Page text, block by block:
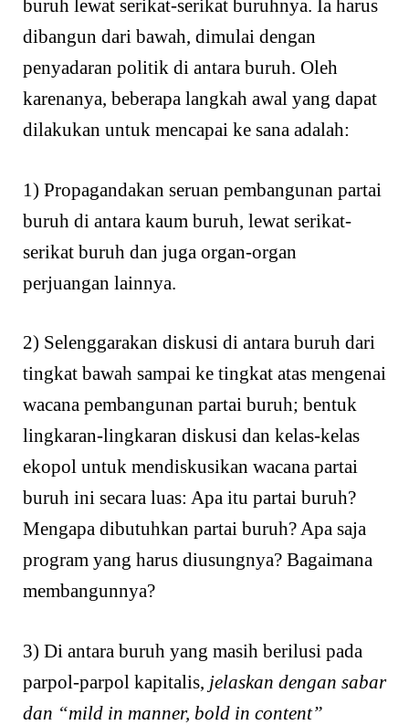
buruh lewat serikat-serikat buruhnya. Ia harus
dibangun dari bawah, dimulai dengan
penyadaran politik di antara buruh. Oleh
karenanya, beberapa langkah awal yang dapat
dilakukan untuk mencapai ke sana adalah:
1) Propagandakan seruan pembangunan partai
buruh di antara kaum buruh, lewat serikat-
serikat buruh dan juga organ-organ
perjuangan lainnya.
2) Selenggarakan diskusi di antara buruh dari
tingkat bawah sampai ke tingkat atas mengenai
wacana pembangunan partai buruh; bentuk
lingkaran-lingkaran diskusi dan kelas-kelas
ekopol untuk mendiskusikan wacana partai
buruh ini secara luas: Apa itu partai buruh?
Mengapa dibutuhkan partai buruh? Apa saja
program yang harus diusungnya? Bagaimana
membangunnya?
3) Di antara buruh yang masih berilusi pada
parpol-parpol kapitalis, jelaskan dengan sabar
dan “mild in manner, bold in content”